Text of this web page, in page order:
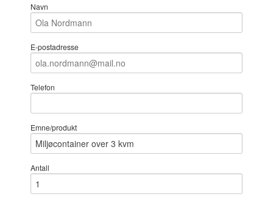
Navn
E-postadresse
Telefon
Emne/produkt
Antall